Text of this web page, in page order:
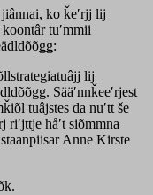
jiânnai, ko ǩeʹrjj lij
tuʹmmii
lij
Sääʹnnǩeeʹrjest
tuâjstes da nuʹtt še
riʹjttje håʹt siõmmna
Anne Kirste